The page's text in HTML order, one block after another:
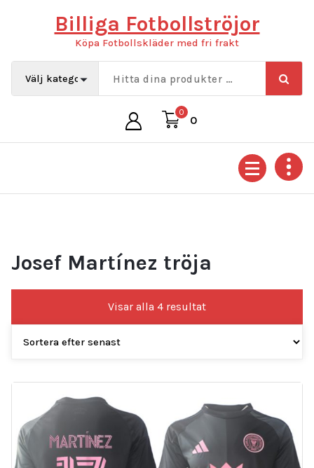
Billiga Fotbollströjor
Köpa Fotbollskläder med fri frakt
0
0
Josef Martínez tröja
Visar alla 4 resultatSortera
efter